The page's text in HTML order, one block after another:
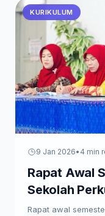
KURIKULUM
9 Jan 2026• 4 min
Rapat Awal
Sekolah
Paparkan
Rapat awal